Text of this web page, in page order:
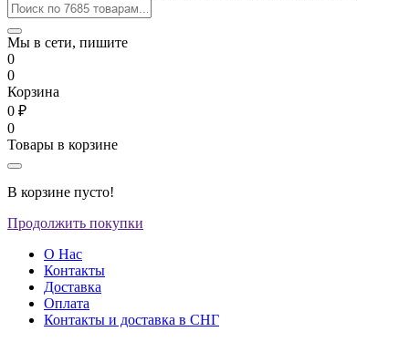
Мы в сети, пишите
0
0
Корзина
0 ₽
0
Товары в корзине
В корзине пусто!
Продолжить покупки
О Нас
Контакты
Доставка
Оплата
Контакты и доставка в СНГ